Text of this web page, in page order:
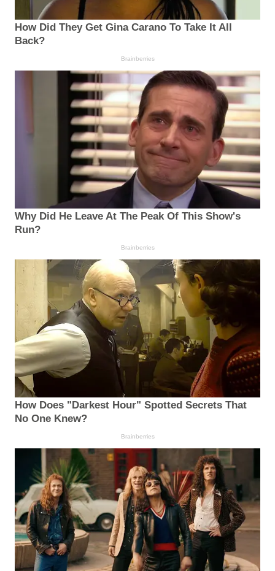
How Did They Get Gina Carano To Take It All
Back?
Brainberries
Why Did He Leave At The Peak Of This Show's
Run?
Brainberries
How Does "Darkest Hour" Spotted Secrets That
No One Knew?
Brainberries